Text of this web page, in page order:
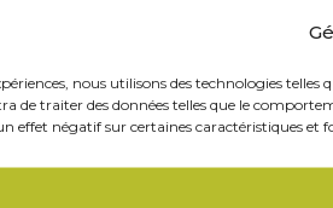
nous utilisons des technologies
de traiter des données telles que le
effet négatif sur certaines caractéristiques et